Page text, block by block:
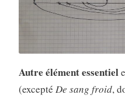
Autre élément essentiel
(excepté De sang froid,